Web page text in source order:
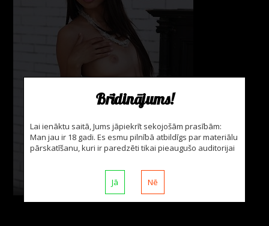
Brīdinājums!
Lai ienāktu saitā, Jums jāpiekrīt sekojošām prasībām:
Man jau ir 18 gadi. Es esmu pilnībā atbildīgs par materiālu
pārskatīšanu, kuri ir paredzēti tikai pieaugušo auditorijai
Jā Nē
foto: 12